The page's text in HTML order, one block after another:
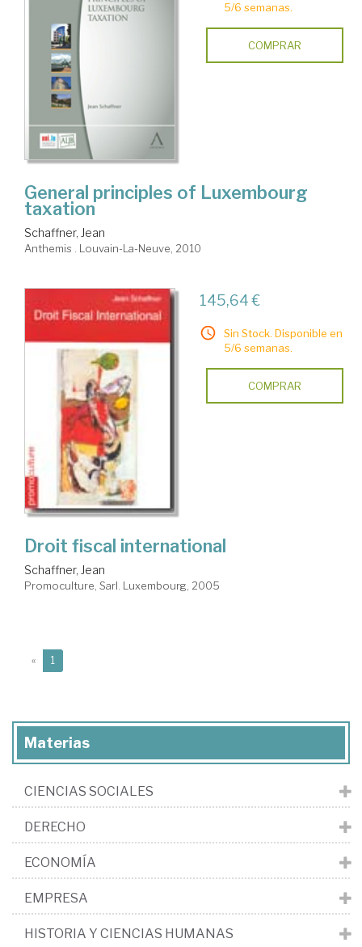
5/6 semanas.
COMPRAR
General principles of Luxembourg
taxation
Schaffner, Jean
Anthemis . Louvain-La-Neuve, 2010
145,64 €
Sin Stock. Disponible en
5/6 semanas.
COMPRAR
Droit fiscal international
Schaffner, Jean
Promoculture, Sarl. Luxembourg, 2005
« 1
Materias
CIENCIAS SOCIALES
DERECHO
ECONOMÍA
EMPRESA
HISTORIA Y CIENCIAS HUMANAS